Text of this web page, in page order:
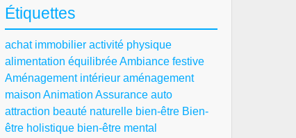
Étiquettes
achat immobilier activité physique
alimentation équilibréeAmbiance festive
Aménagement intérieur aménagement
maison Animation Assurance auto
attraction beauté naturelle bien-être Bien-
être holistique bien-être mental